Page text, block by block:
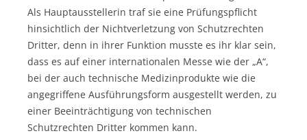
Als Hauptausstellerin traf sie eine Prüfungspflicht
hinsichtlich der Nichtverletzung von Schutzrechten
Dritter, denn in ihrer Funktion musste es ihr klar sein,
dass es auf einer internationalen Messe wie der „A“,
bei der auch technische Medizinprodukte wie die
angegriffene Ausführungsform ausgestellt werden, zu
einer Beeinträchtigung von technischen
Schutzrechten Dritter kommen kann.